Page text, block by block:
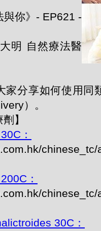
與你》- EP621 -
明 自然療法醫
家分享如何使用同
）。
】
：
：
30C：